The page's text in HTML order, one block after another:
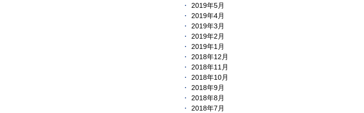
2019年5月
2019年4月
2019年3月
2019年2月
2019年1月
2018年12月
2018年11月
2018年10月
2018年9月
2018年8月
2018年7月